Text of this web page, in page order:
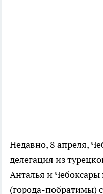
Недавно, 8 апреля,
делегация из
Анталья и
(города-побратимы)